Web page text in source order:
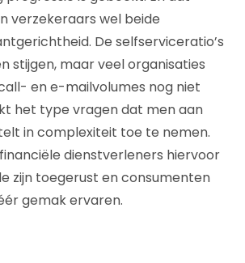
verzekeraars wel beide
De selfserviceratio’s
stijgen, maar veel organisaties
en e-mailvolumes nog niet
het type vragen dat men aan
in complexiteit toe te nemen.
dienstverleners hiervoor
zijn toegerust en consumenten
gemak ervaren.